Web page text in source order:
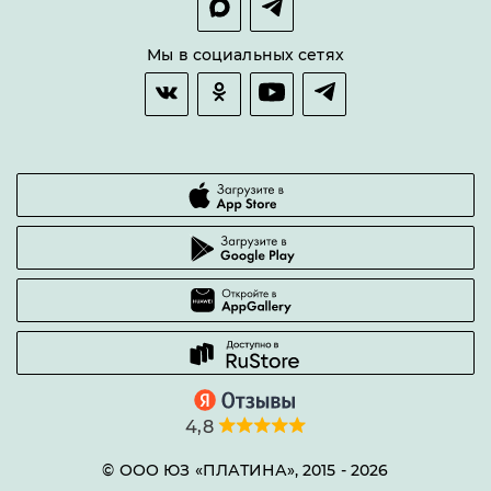
Гарантии качества
Часто задаваемые вопросы
Мы в социальных сетях
4,8
© ООО ЮЗ «ПЛАТИНА», 2015 - 2026